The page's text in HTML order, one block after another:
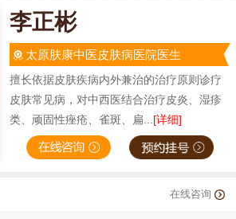
李正彬
太原肤康中医皮肤病医院医生
擅长依据皮肤疾病内外兼治的治疗原则诊疗
皮肤常见病，对中西医结合治疗皮炎、湿疹
类、顽固性痤疮、雀斑、扁...[详细]
在线咨询